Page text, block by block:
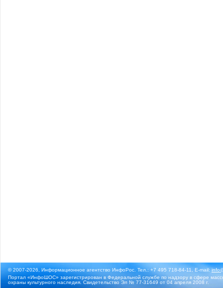
© 2007-2026, Информационное агентство ИнфоРос. Тел.: +7 495 718-84-11, E-mail:
Портал «ИнфоШОС» зарегистрирован в Федеральной службе по надзору в сфере
охраны культурного наследия. Свидетельство Эл № 77-31649 от 04 апреля 2008 г.